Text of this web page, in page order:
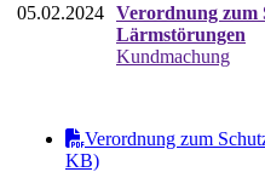
05.02.2024 Verordnung zum
Lärmstörungen
Kundmachung
Verordnung zum
KB)